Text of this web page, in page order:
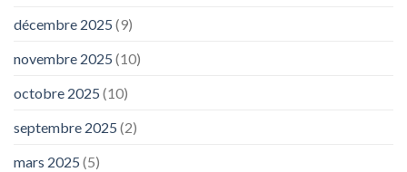
décembre 2025 (9)
novembre 2025 (10)
octobre 2025 (10)
septembre 2025 (2)
mars 2025 (5)